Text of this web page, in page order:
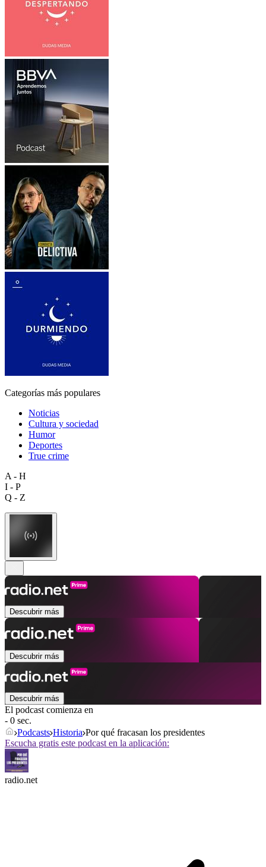
Categorías más populares
Noticias
Cultura y sociedad
Humor
Deportes
True crime
A - H
I - P
Q - Z
Descubrir más
Descubrir más
Descubrir más
El podcast comienza en
- 0 sec.
Podcasts Historia Por qué fracasan los presidentes
Escucha gratis este podcast en la aplicación:
radio.net